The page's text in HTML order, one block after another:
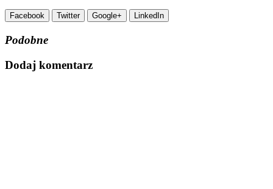
Facebook Twitter Google+ LinkedIn
Podobne
Dodaj komentarz